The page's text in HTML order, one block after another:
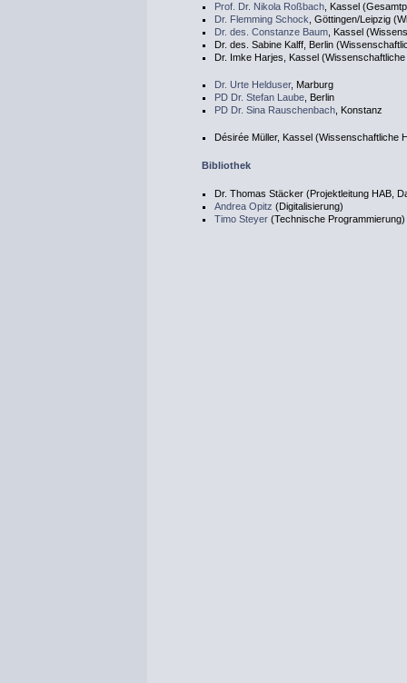
Prof. Dr. Nikola Roßbach , Kassel
Dr. Flemming Schock , Göttingen/Leipzig
Dr. des. Constanze Baum , Kassel
Dr. des. Sabine Kalff, Berlin
Dr. Imke Harjes, Kassel
Dr. Urte Helduser, Marburg
PD Dr. Stefan Laube , Berlin
PD Dr. Sina Rauschenbach , Konstanz
Désirée Müller, Kassel (Wissenschaftliche
Bibliothek
Dr. Thomas Stäcker (Projektleitung HAB,
Andrea Opitz (Digitalisierung)
Timo Steyer (Technische Programmierung)